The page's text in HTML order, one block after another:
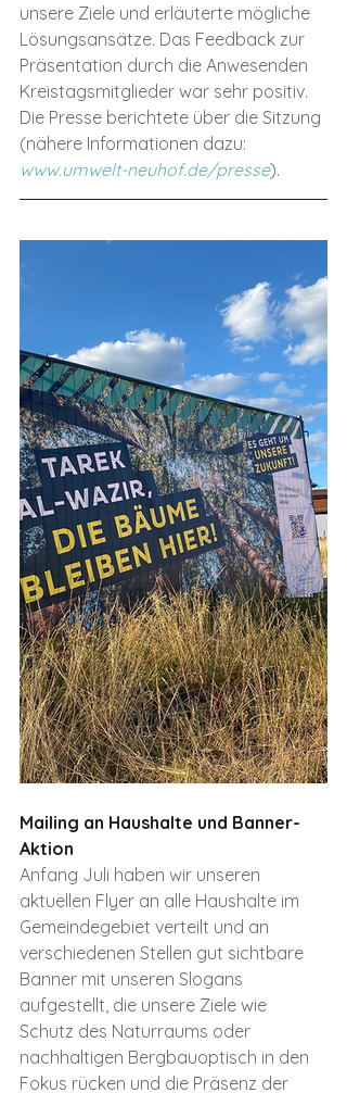
unsere Ziele und erläuterte mögliche
Lösungsansätze. Das Feedback zur
Präsentation durch die Anwesenden
Kreistagsmitglieder war sehr positiv.
Die Presse berichtete über die Sitzung
(nähere Informationen dazu:
www.umwelt-neuhof.de/presse).
Mailing an Haushalte und Banner-
Aktion
Anfang Juli haben wir unseren
aktuellen Flyer an alle Haushalte im
Gemeindegebiet verteilt und an
verschiedenen Stellen gut sichtbare
Banner mit unseren Slogans
aufgestellt, die unsere Ziele wie
Schutz des Naturraums oder
nachhaltigen Bergbauoptisch in den
Fokus rücken und die Präsenz der